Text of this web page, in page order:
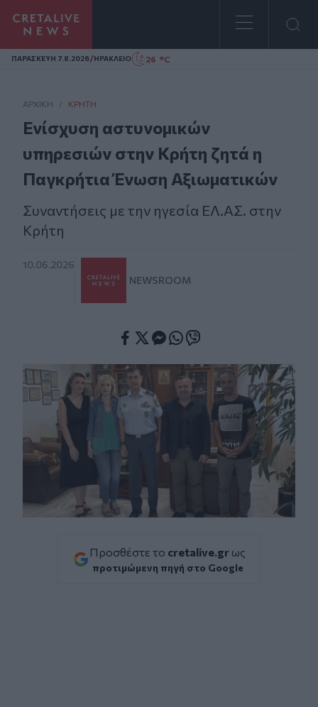
Homepage
ΠΑΡΑΣΚΕΥΗ 7.8.2026/ΗΡΑΚΛΕΙΟ 26 °C
ΑΡΧΙΚΗ / ΚΡΉΤΗ
Ενίσχυση αστυνομικών
υπηρεσιών στην Κρήτη ζητά η
Παγκρήτια Ένωση Αξιωματικών
Συναντήσεις με την ηγεσία ΕΛ.ΑΣ. στην
Κρήτη
10.06.2026
NEWSROOM
Προσθέστε το cretalive.gr ως
προτιμώμενη πηγή στο Google